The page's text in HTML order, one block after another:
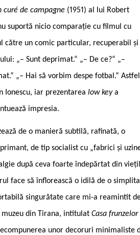
curé de campagne (1951) al lui Robert
suportă nicio comparație cu filmul cu
către un comic particular, recuperabil și
„– Sunt deprimat.“ „– De ce?“ „–
„– Hai să vorbim despe fotbal.“ Astfel
Ionescu, iar prezentarea low keya
impresia.
de o manieră subtilă, rafinată, o
de tip socialist cu „fabrici și
după ceva foarte îndepărtat din
face să înflorească o idilă de o
singurătate care mi-a reamintit
muzeu din Tirana, intitulat Casa frunzelor
unor decoruri minimaliste